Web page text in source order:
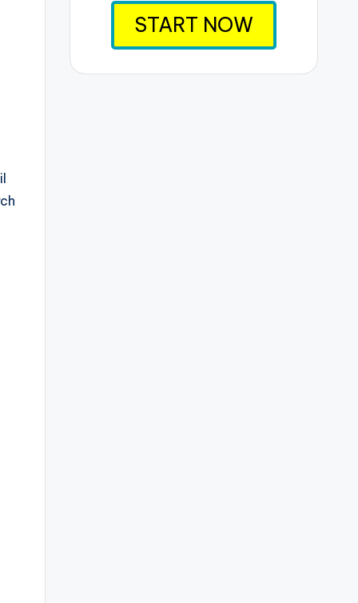
START NOW